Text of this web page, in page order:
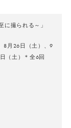
に撮られる～」
8月26日（土）、9
（土）＊全6回